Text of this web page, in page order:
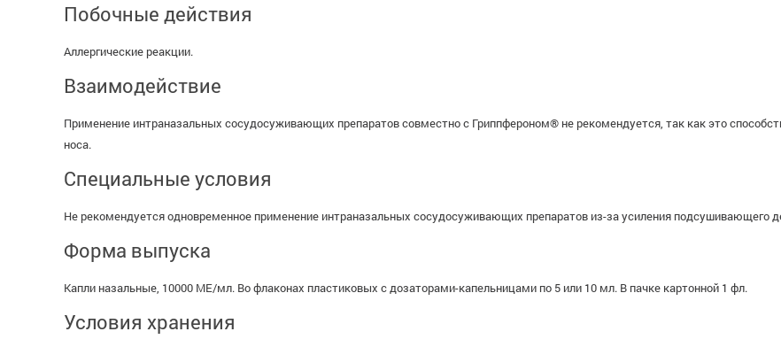
Побочные действия
Аллергические реакции.
Взаимодействие
Применение интраназальных сосудосуживающих препаратов совместно с Гриппфероном® не рекомендуется, так как это
носа.
Специальные условия
Не рекомендуется одновременное применение интраназальных сосудосуживающих препаратов из-за усиления подсушивающего
Форма выпуска
Капли назальные, 10000 МЕ/мл. Во флаконах пластиковых с дозаторами-капельницами по 5 или 10 мл. В пачке картонной 1 фл.
Условия хранения